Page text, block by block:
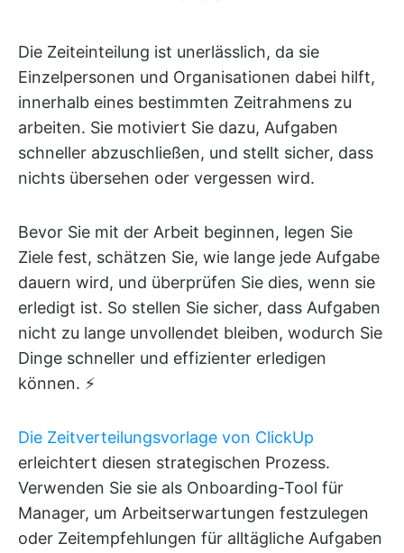
Die Zeiteinteilung ist unerlässlich, da sie
Einzelpersonen und Organisationen dabei hilft,
innerhalb eines bestimmten Zeitrahmens zu
arbeiten. Sie motiviert Sie dazu, Aufgaben
schneller abzuschließen, und stellt sicher, dass
nichts übersehen oder vergessen wird.
Bevor Sie mit der Arbeit beginnen, legen Sie
Ziele fest, schätzen Sie, wie lange jede Aufgabe
dauern wird, und überprüfen Sie dies, wenn sie
erledigt ist. So stellen Sie sicher, dass Aufgaben
nicht zu lange unvollendet bleiben, wodurch Sie
Dinge schneller und effizienter erledigen
können. ⚡️
Die Zeitverteilungsvorlage von ClickUp
erleichtert diesen strategischen Prozess.
Verwenden Sie sie als Onboarding-Tool für
Manager, um Arbeitserwartungen festzulegen
oder Zeitempfehlungen für alltägliche Aufgaben